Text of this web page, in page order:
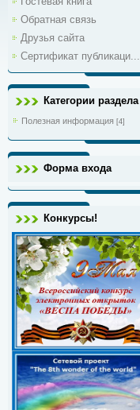
Обратная связь
Друзья сайта
Сертификат публикаци...
Категории раздела
Полезная информация [4]
Форма входа
Конкурсы!